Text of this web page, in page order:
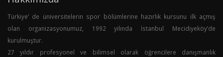
Türkiye’ de üniversitelerin spor bölümlerine hazırlık kursunu ilk açmış
olan organizasyonumuz, 1992 yılında İstanbul Mecidiyeköy’de
kurulmuştur.
27 yıldır profesyonel ve bilimsel olarak öğrencilere danışmanlık